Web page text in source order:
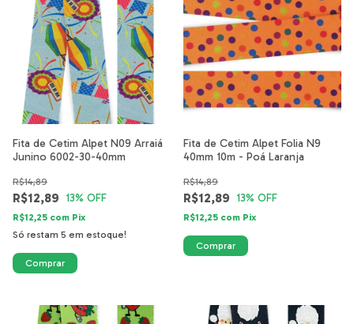
Fita de Cetim Alpet N09 Arrai
Junino 6002-30-40mm
R$12,89
R$14,89
13% OFF
R$12,25 com Pix
Só restam 5 em estoque!
Fita de Cetim Alpet Folia N9
40mm 10m - Poá Laranja
R$12,89
R$14,89
13% OFF
R$12,25 com Pix